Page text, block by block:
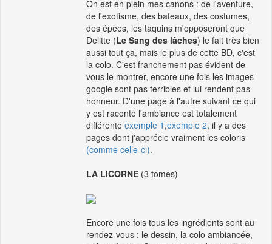
On est en plein mes canons : de l'aventure,
de l'exotisme, des bateaux, des costumes,
des épées, les taquins m'opposeront que
Delitte (Le Sang des lâches) le fait très bien
aussi tout ça, mais le plus de cette BD, c'est
la colo. C'est franchement pas évident de
vous le montrer, encore une fois les images
google sont pas terribles et lui rendent pas
honneur. D'une page à l'autre suivant ce qui
y est raconté l'ambiance est totalement
différente exemple 1 ,exemple 2, il y a des
pages dont j'apprécie vraiment les coloris
(comme celle-ci).
LA LICORNE (3 tomes)
Encore une fois tous les ingrédients sont au
rendez-vous : le dessin, la colo ambiancée,